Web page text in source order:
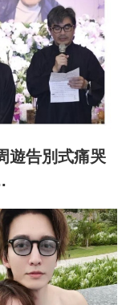
遊告別式痛哭